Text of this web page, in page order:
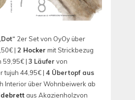
2er Set von OyOy über
| 2 Hocker mit Strickbezug
59,95€ | 3 Läufer von
tujuh 44,95€ | 4 Übertopf aus
Interior über Wohnbeiwerk ab
aus Akazienholzvon